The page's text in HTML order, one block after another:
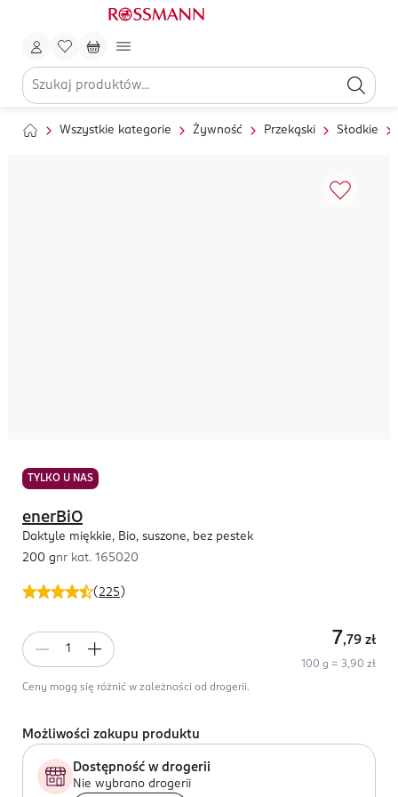
Wszystkie kategorie Żywność Przekąski Słodkie
TYLKO U NAS
(225 )
enerBiO
Daktyle miękkie, Bio, suszone, bez pestek
200 gnr kat. 165020
7,79 zł
100 g = 3,90 zł
Ceny mogą się różnić w zależności od drogerii.
Możliwości zakupu produktu
Dostępność w drogerii
Nie wybrano drogerii